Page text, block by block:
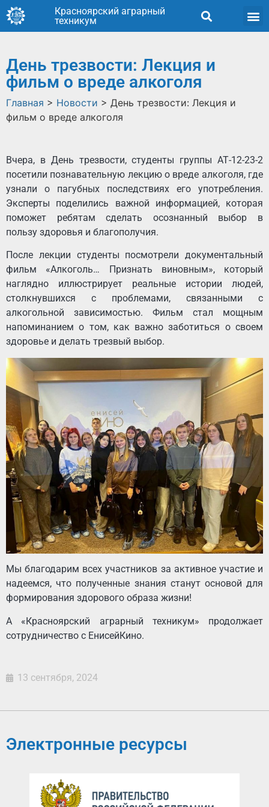
Красноярский аграрный
техникум
День трезвости: Лекция и
фильм о вреде алкоголя
Главная > Новости > День трезвости: Лекция и
фильм о вреде алкоголя
Вчера, в День трезвости, студенты группы АТ-12-23-2
посетили познавательную лекцию о вреде алкоголя, где
узнали о пагубных последствиях его употребления.
Эксперты поделились важной информацией, которая
поможет ребятам сделать осознанный выбор в
пользу здоровья и благополучия.
После лекции студенты посмотрели документальный
фильм «Алкоголь… Признать виновным», который
наглядно иллюстрирует реальные истории людей,
столкнувшихся с проблемами, связанными с
алкогольной зависимостью. Фильм стал мощным
напоминанием о том, как важно заботиться о своем
здоровье и делать трезвый выбор.
Мы благодарим всех участников за активное участие и
надеемся, что полученные знания станут основой для
формирования здорового образа жизни!
А «Красноярский аграрный техникум» продолжает
сотрудничество с ЕнисейКино.
13 сентября, 2024
Электронные ресурсы